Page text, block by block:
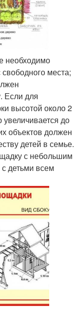
необходимо
места;
Если для
высотой около 2
до
объектов должен
детей в семье.
с небольшим
детьми всем